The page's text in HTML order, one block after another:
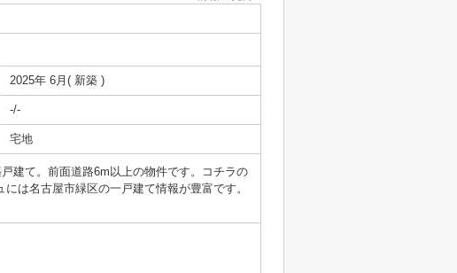
2025年 6月( 新築 )
-/-
宅地
建て。前面道路6m以上の物件です。コチラの
は名古屋市緑区の一戸建て情報が豊富です。